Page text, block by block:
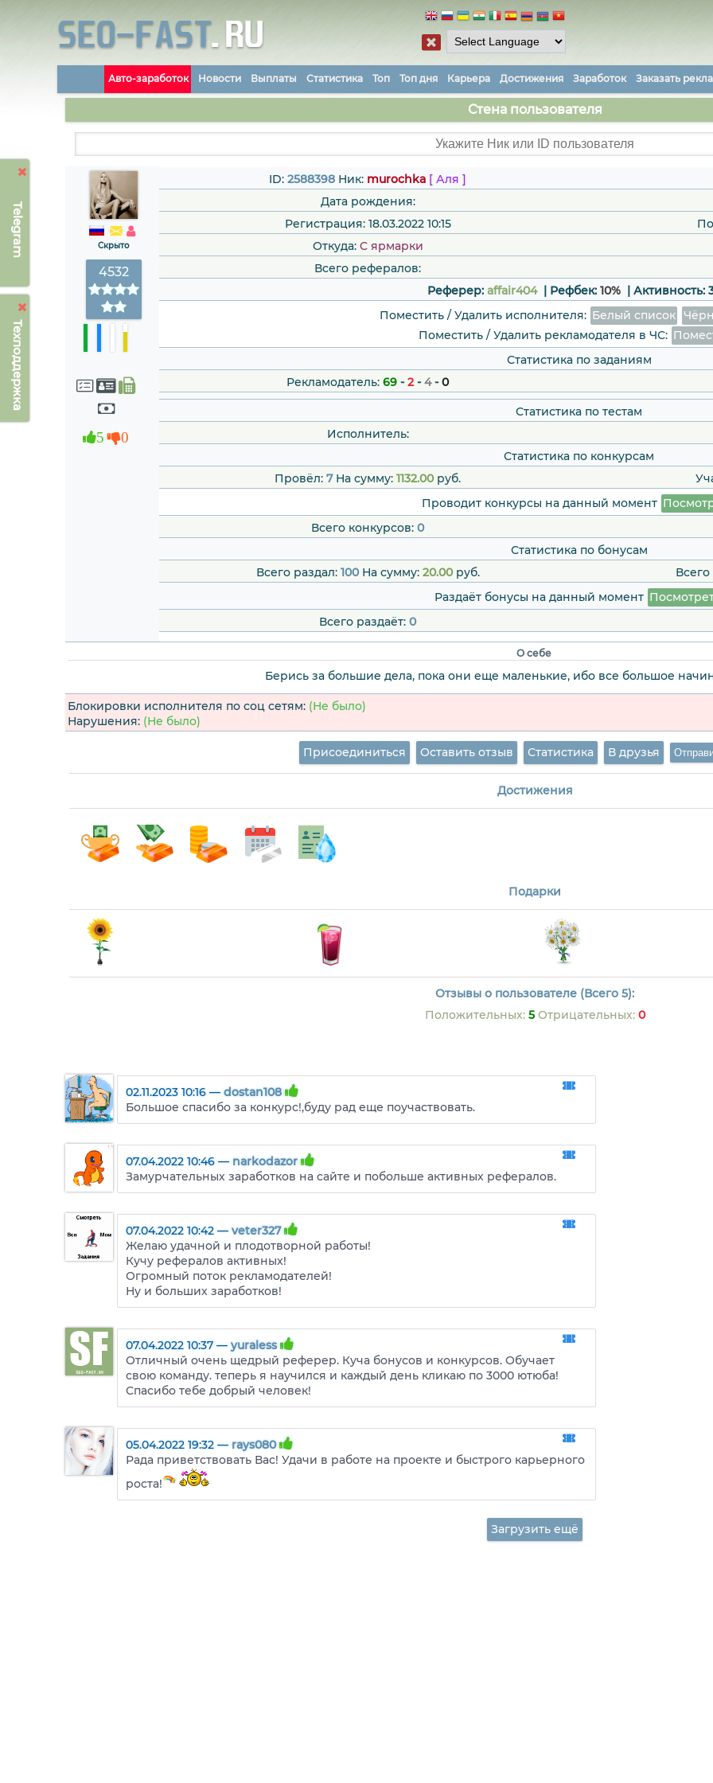
Telegram
Техподдержка
Авто-заработок Новости Выплаты Статистика Топ Топ дня Карьера Достижения Заработок Заказать
Стена пользователя
Скрыто
4532
5 0
ID: 2588398 Ник: murochka [ Аля ]
Дата рождения:
Регистрация: 18.03.2022 10:15
Откуда: C ярмарки
Всего рефералов:
Реферер: affair404| Рефбек: 10%| Активность:
Поместить / Удалить исполнителя: Белый список
Поместить / Удалить рекламодателя в ЧС:
Статистика по заданиям
Рекламодатель: 69 -2-4-0
Статистика по тестам
Исполнитель:
Статистика по конкурсам
Провёл: 7На сумму: 1132.00руб.
Проводит конкурсы на данный момент
Всего конкурсов: 0
Статистика по бонусам
Всего раздал: 100На сумму: 20.00руб.
Раздаёт бонусы на данный момент
Всего раздаёт: 0
О себе
Берись за большие дела, пока они еще маленькие, ибо все большое
Блокировки исполнителя по соц сетям: (Не было)
Нарушения: (Не было)
Присоединиться Оставить отзыв Статистика В друзья
Достижения
Подарки
Отзывы о пользователе (Всего 5):
Положительных: 5 Отрицательных: 0
02.11.2023 10:16 — dostan108
Большое спасибо за конкурс!,буду рад еще поучаствовать.
07.04.2022 10:46 — narkodazor
Замурчательных заработков на сайте и побольше активных рефералов.
07.04.2022 10:42 — veter327
Желаю удачной и плодотворной работы!
Кучу рефералов активных!
Огромный поток рекламодателей!
Ну и больших заработков!
07.04.2022 10:37 — yuraless
Отличный очень щедрый реферер. Куча бонусов и конкурсов. Обучает
свою команду. теперь я научился и каждый день кликаю по 3000 ютюба!
Спасибо тебе добрый человек!
05.04.2022 19:32 — rays080
Рада приветствовать Вас! Удачи в работе на проекте и быстрого карьерного
роста!
Загрузить ещё